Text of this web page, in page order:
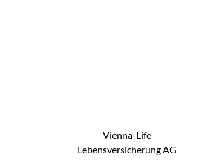
Vienna-Life
Lebensversicherung AG